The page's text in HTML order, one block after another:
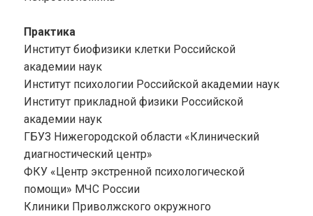
Практика
Институт биофизики клетки Российской
академии наук
Институт психологии Российской академии наук
Институт прикладной физики Российской
академии наук
ГБУЗ Нижегородской области «Клинический
диагностический центр»
ФКУ «Центр экстренной психологической
помощи» МЧС России
Клиники Приволжского окружного